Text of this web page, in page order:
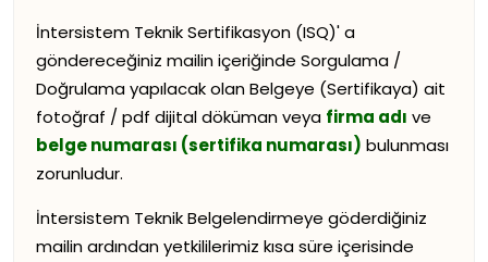
İntersistem Teknik Sertifikasyon (ISQ)' a
göndereceğiniz mailin içeriğinde Sorgulama /
Doğrulama yapılacak olan Belgeye (Sertifikaya) ait
fotoğraf / pdf dijital döküman veya firma adı ve
belge numarası (sertifika numarası) bulunması
zorunludur.
İntersistem Teknik Belgelendirmeye göderdiğiniz
mailin ardından yetkililerimiz kısa süre içerisinde